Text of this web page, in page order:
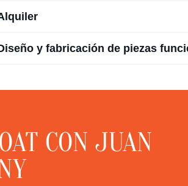
y fabricación de piezas
CON JUAN